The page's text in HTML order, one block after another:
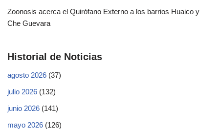
Zoonosis acerca el Quirófano Externo a los barrios Huaico y
Che Guevara
Historial de Noticias
agosto 2026 (37)
julio 2026 (132)
junio 2026 (141)
mayo 2026 (126)